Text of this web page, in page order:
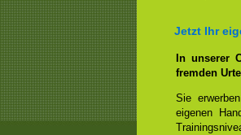
Jetzt Ihr
In unserer
fremden
Sie
eigenen